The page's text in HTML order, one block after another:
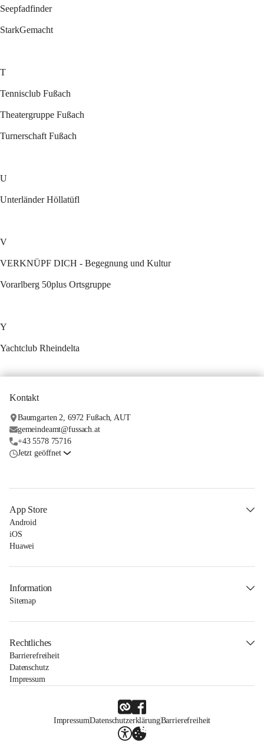
Seepfadfinder
StarkGemacht
T
Tennisclub Fußach
Theatergruppe Fußach
Turnerschaft Fußach
U
Unterländer Höllatüfl
V
VERKNÜPF DICH - Begegnung und Kultur
Vorarlberg 50plus Ortsgruppe
Y
Yachtclub Rheindelta
Kontakt
Baumgarten 2, 6972 Fußach, AUT
gemeindeamt@fussach.at
+43 5578 75716
Jetzt geöffnet
App Store
Android
iOS
Huawei
Information
Sitemap
Rechtliches
Barrierefreiheit
Datenschutz
Impressum
ImpressumDatenschutzerklärungBarrierefreiheit